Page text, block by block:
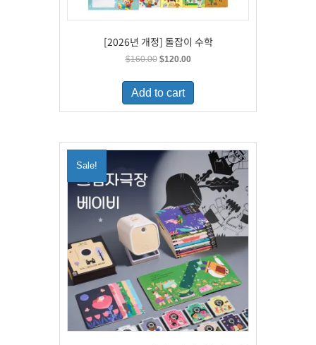
[2026년 개정] 돌잡이 수학
$160.00 Original
was:
$160.00.
$120.00Current
is:
Add to cart
Sale!